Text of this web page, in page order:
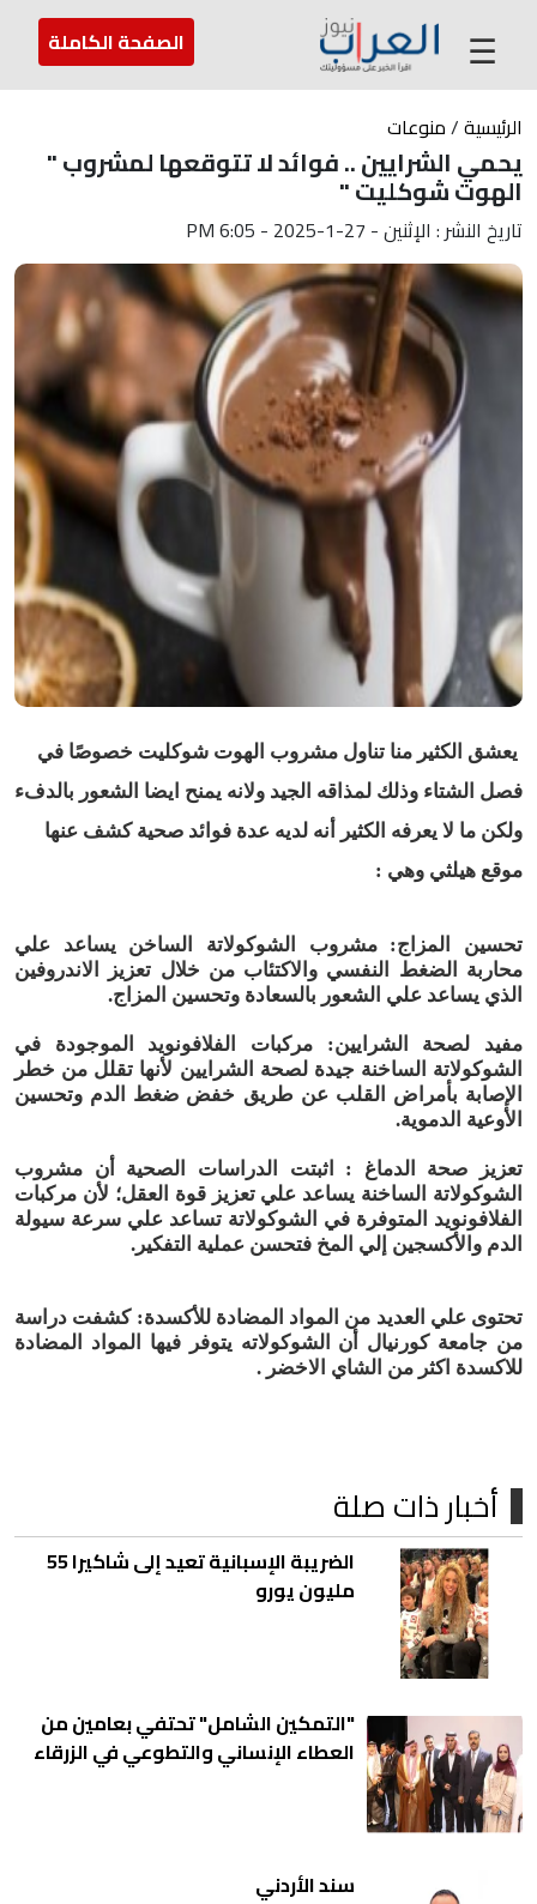
عن العراب ارسل لنا ☰ الصفحة الكاملة
الرئيسية/منوعات
يحمي الشرايين .. فوائد لا تتوقعها لمشروب "
الهوت شوكليت "
تاريخ النشر : الإثنين - 27-1-2025 - 6:05 PM
يعشق الكثير منا تناول مشروب الهوت شوكليت خصوصًا في
فصل الشتاء وذلك لمذاقه الجيد ولانه يمنح ايضا الشعور بالدفء
ولكن ما لا يعرفه الكثير أنه لديه عدة فوائد صحية كشف عنها
موقع هيلثي وهي :
تحسين المزاج: مشروب الشوكولاتة الساخن يساعد علي
محاربة الضغط النفسي والاكتئاب من خلال تعزيز الاندروفين
الذي يساعد علي الشعور بالسعادة وتحسين المزاج.
مفيد لصحة الشرايين: مركبات الفلافونويد الموجودة في
الشوكولاتة الساخنة جيدة لصحة الشرايين لأنها تقلل من خطر
الإصابة بأمراض القلب عن طريق خفض ضغط الدم وتحسين
الأوعية الدموية.
تعزيز صحة الدماغ : اثبتت الدراسات الصحية أن مشروب
الشوكولاتة الساخنة يساعد علي تعزيز قوة العقل؛ لأن مركبات
الفلافونويد المتوفرة في الشوكولاتة تساعد علي سرعة سيولة
الدم والأكسجين إلي المخ فتحسن عملية التفكير.
تحتوى علي العديد من المواد المضادة للأكسدة: كشفت دراسة
من جامعة كورنيال أن الشوكولاته يتوفر فيها المواد المضادة
للاكسدة اكثر من الشاي الاخضر .
أخبار ذات صلة
الضريبة الإسبانية تعيد إلى شاكيرا 55
مليون يورو
"التمكين الشامل" تحتفي بعامين من
العطاء الإنساني والتطوعي في الزرقاء
سند الأردني